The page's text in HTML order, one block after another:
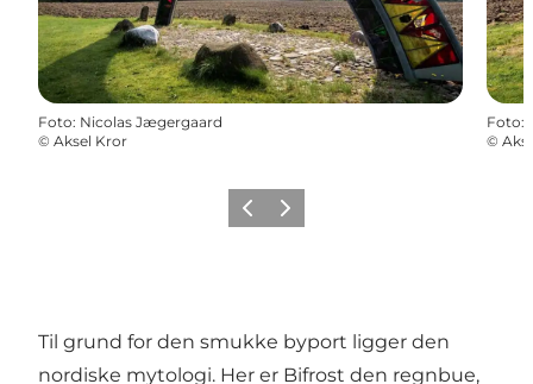
Foto: Nicolas Jægergaard
© Aksel Kror
Foto:
©
Forrige billede
Næste billede
Til grund for den smukke byport ligger den
nordiske mytologi. Her er Bifrost den regnbue,